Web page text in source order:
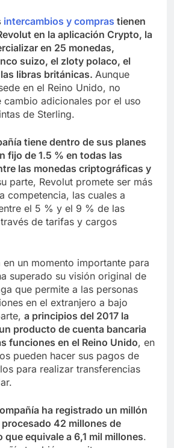
intercambios y compras tienen
en la aplicación Crypto, la
en 25 monedas,
suizo, el zloty polaco, el
libras británicas. Aunque
en el Reino Unido, no
cambio adicionales por el uso
de Sterling.
tiene dentro de sus planes
fijo de 1.5 % en todas las
las monedas criptográficas y
parte, Revolut promete ser más
competencia, las cuales a
el 5 % y el 9 % de las
de tarifas y cargos
en un momento importante para
superado su visión original de
que permite a las personas
en el extranjero a bajo
a principios del 2017 la
producto de cuenta bancaria
funciones en el Reino Unido, en
pueden hacer sus pagos de
para realizar transferencias
ha registrado un millón
42 millones de
equivale a 6,1 mil millones.